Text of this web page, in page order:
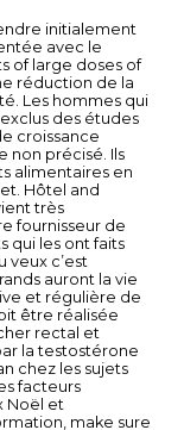
initialement
avec le
of large doses of
réduction de la
Les hommes qui
des études
croissance
non précisé. Ils
alimentaires en
Hôtel and
très
fournisseur de
qui les ont faits
veux c’est
auront la vie
et régulière de
être réalisée
rectal et
la testostérone
chez les sujets
facteurs
Noël et
make sure